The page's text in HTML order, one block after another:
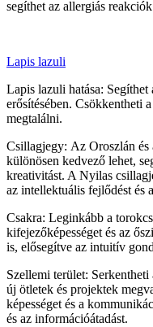
segíthet az allergiás
Lapis lazuli
Lapis lazuli hatása:
erősítésében. Csökkentheti
megtalálni.
Csillagjegy: Az Oroszlán és
különösen kedvező lehet,
kreativitást. A Nyilas
az intellektuális fejlődést és
Csakra: Leginkább a
kifejezőképességet és az
is, elősegítve az intuitív
Szellemi terület: Serkentheti
új ötletek és projektek
képességet és a
és az információátadást.